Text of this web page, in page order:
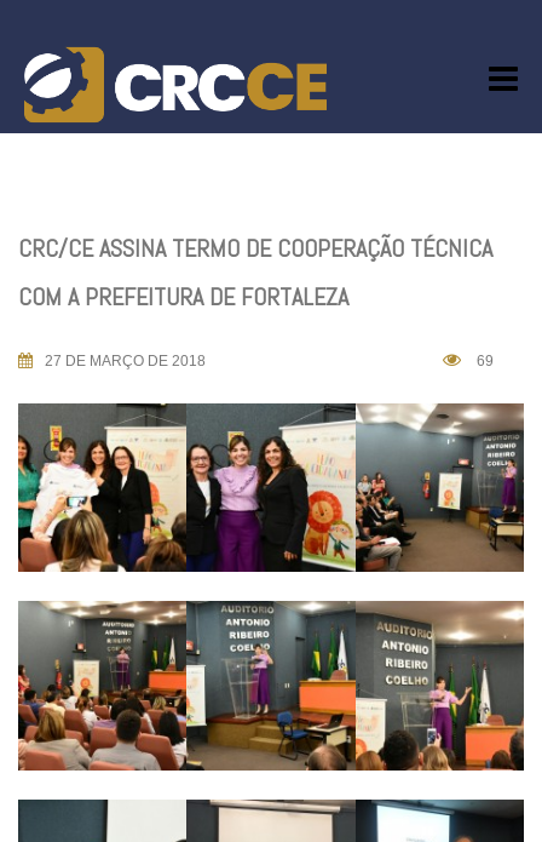
content
CRC/CE ASSINA TERMO DE COOPERAÇÃO TÉCNICA
COM A PREFEITURA DE FORTALEZA
27 DE MARÇO DE 2018 69